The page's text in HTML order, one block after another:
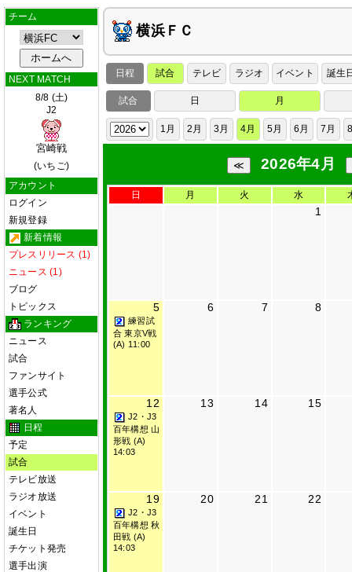
チーム
NEXT MATCH
8/8 (土)
J2
宮崎戦
(いちご)
アカウント
ログイン
新規登録
新着情報
プレスリリース (1)
ニュース (1)
ブログ
トピックス
ランキング
ニュース
試合
ファンサイト
選手公式
著名人
日程
予定
試合
テレビ放送
ラジオ放送
イベント
誕生日
チケット発売
選手出演
横浜ＦＣ
日程 試合 テレビ ラジオ イベント 誕生
試合 日 月
1月 2月 3月 4月 5月 6月 7月
2026年4月
日 月 火 水
1
5
練習試
合 東京V戦
(A) 11:00
6 7 8
12
J2・J3
百年構想 山
形戦 (A)
14:03
13 14 15
19
J2・J3
百年構想 秋
田戦 (A)
14:03
20 21 22